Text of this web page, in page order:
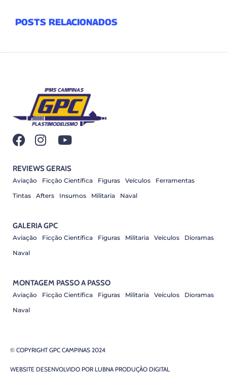
POSTS RELACIONADOS
GALERIA GPC
Aviação Ficção Científica Figuras Militaria Veículos
Dioramas
Naval
REVIEWS GERAIS
Aviação Ficção Científica Figuras Veículos
Ferramentas
Tintas
Afters Insumos Militaria Naval
MONTAGEM PASSO A PASSO
Aviação Ficção Científica Figuras Militaria Veículos
Dioramas
Naval
© COPYRIGHT GPC CAMPINAS 2024
WEBSITE DESENVOLVIDO POR LUBNA PRODUÇÃO DIGITAL